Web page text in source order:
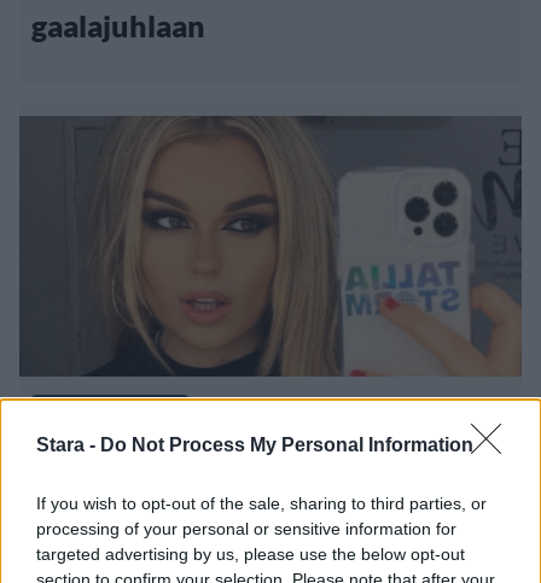
Stara - Do Not Process My Personal Information
If you wish to opt-out of the sale, sharing to third parties, or
processing of your personal or sensitive information for
targeted advertising by us, please use the below opt-out
section to confirm your selection. Please note that after your
gaalajuhlaan
Uimapuku korosti kurveja – Tallia